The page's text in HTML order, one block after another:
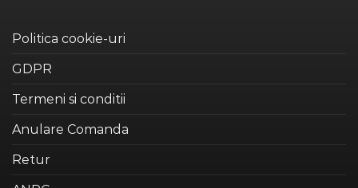
Politica cookie-uri
GDPR
Termeni si conditii
Anulare Comanda
Retur